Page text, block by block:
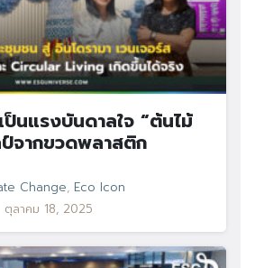
ป็นแรงบันดาลใจ “ต้นไม้
จากขวดพลาสติก
Change, Eco Icon
ตุลาคม 18, 2025